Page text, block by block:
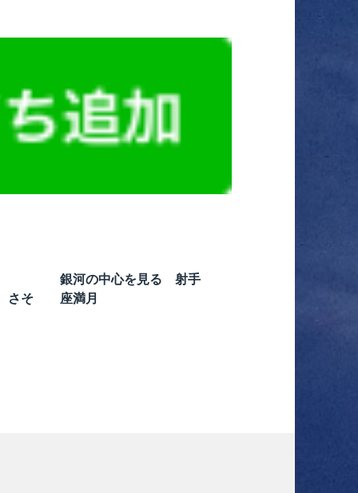
さそ
銀河の中心を見る 射手
座満月